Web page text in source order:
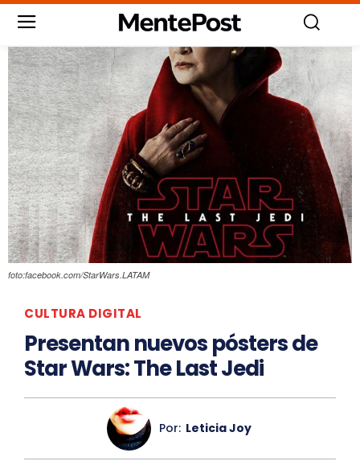
foto:facebook.com/StarWars.LATAM
CULTURA DIGITAL
Presentan nuevos pósters de
Star Wars: The Last Jedi
Por: Leticia Joy